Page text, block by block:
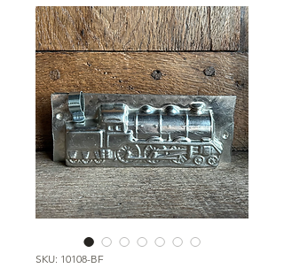
SKU: 10108-BF